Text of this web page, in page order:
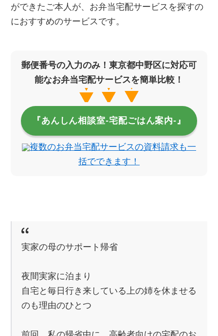
ができたご本人が、お弁当宅配サービスを探すの
におすすめのサービスです。
郵便番号の入力のみ！東京都中野区に対応可
能なお弁当宅配サービスを簡単比較！
『あんしん相談室‐宅配ごはん案内‐』
複数のお弁当宅配サービスの資料請求も一
括でできます！
実家の母のサポート帰省
夜間実家に泊まり
自宅と毎日行き来している上の姉を休ませる
のも理由のひとつ